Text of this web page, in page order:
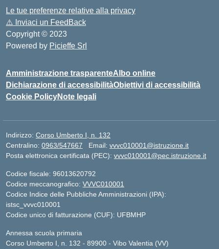
Le tue preferenze relative alla privacy
⚠️ Inviaci un FeedBack
Copyright © 2023
Powered by Picieffe Srl
Amministrazione trasparenteAlbo online
Dichiarazione di accessibilitàObiettivi di accessibilità
Cookie PolicyNote legali
Indirizzo: Corso Umberto I, n. 132
Centralino: 0963/547667 Email: vvvc010001@istruzione.it
Posta elettronica certificata (PEC): vvvc010001@pec.istruzione.it
Codice fiscale: 96013620792
Codice meccanografico: VVVC010001
Codice Indice delle Pubbliche Amministrazioni (IPA):
istsc_vvvc010001
Codice unico di fatturazione (CUF): UFBMHP
Annessa scuola primaria
Corso Umberto I, n. 132 - 89900 - Vibo Valentia (VV)